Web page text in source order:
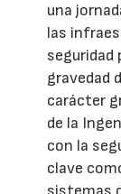
una
las
seguridad
gravedad
carácter
de la
con la
clave